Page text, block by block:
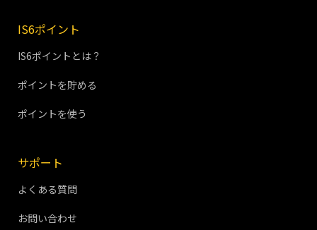
IS6ポイント
IS6ポイントとは？
ポイントを貯める
ポイントを使う
サポート
よくある質問
お問い合わせ